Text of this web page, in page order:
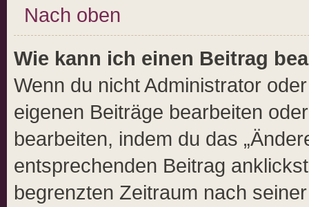
Nach oben
Wie kann ich einen Beitrag
Wenn du nicht Administrator
eigenen Beiträge bearbeiten
bearbeiten, indem du das
entsprechenden Beitrag
begrenzten Zeitraum nach